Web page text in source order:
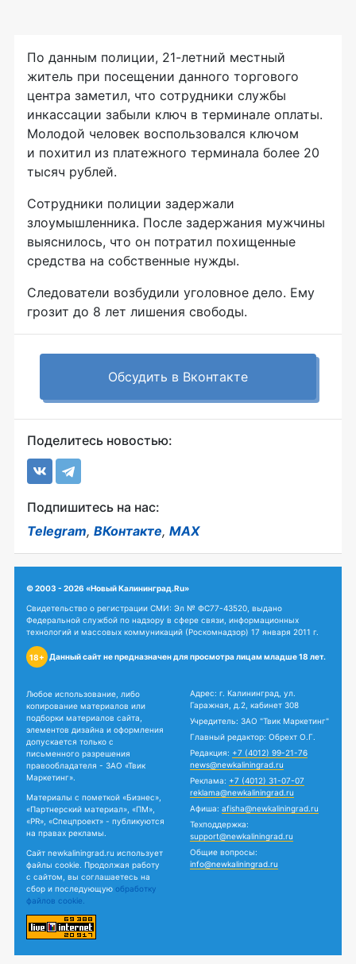
По данным полиции, 21-летний местный
житель при посещении данного торгового
центра заметил, что сотрудники службы
инкассации забыли ключ в терминале оплаты.
Молодой человек воспользовался ключом
и похитил из платежного терминала более 20
тысяч рублей.
Сотрудники полиции задержали
злоумышленника. После задержания мужчины
выяснилось, что он потратил похищенные
средства на собственные нужды.
Следователи возбудили уголовное дело. Ему
грозит до 8 лет лишения свободы.
Обсудить в Вконтакте
Поделитесь новостью:
Подпишитесь на нас:
Telegram, ВКонтакте, MAX
© 2003 - 2026 «Новый Калининград.Ru»
Свидетельство о регистрации СМИ: Эл № ФС77-43520, выдано
Федеральной службой по надзору в сфере связи, информационных
технологий и массовых коммуникаций (Роскомнадзор) 17 января 2011 г.
18+ Данный сайт не предназначен для просмотра лицам младше 18 лет.
Любое использование, либо
копирование материалов или
подборки материалов сайта,
элементов дизайна и оформления
допускается только с
письменного разрешения
правообладателя - ЗАО «Твик
Маркетинг».
Материалы с пометкой «Бизнес»,
«Партнерский материал», «ПМ»,
«PR», «Спецпроект» - публикуются
на правах рекламы.
Сайт newkaliningrad.ru использует
файлы cookie. Продолжая работу
с сайтом, вы соглашаетесь на
сбор и последующую обработку
файлов cookie.
Адрес: г. Калининград, ул.
Гаражная, д.2, кабинет 308
Учредитель: ЗАО "Твик Маркетинг"
Главный редактор: Обрехт О.Г.
Редакция: +7 (4012) 99-21-76
news@newkaliningrad.ru
Реклама: +7 (4012) 31-07-07
reklama@newkaliningrad.ru
Афиша: afisha@newkaliningrad.ru
Техподдержка:
support@newkaliningrad.ru
Общие вопросы:
info@newkaliningrad.ru